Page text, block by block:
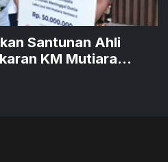
Santunan Ahli
KM Mutiara